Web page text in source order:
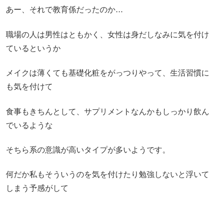
あー、それで教育係だったのか…
職場の人は男性はともかく、女性は身だしなみに気を付け
ているというか
メイクは薄くても基礎化粧をがっつりやって、生活習慣に
も気を付けて
食事もきちんとして、サプリメントなんかもしっかり飲ん
でいるような
そちら系の意識が高いタイプが多いようです。
何だか私もそういうのを気を付けたり勉強しないと浮いて
しまう予感がして